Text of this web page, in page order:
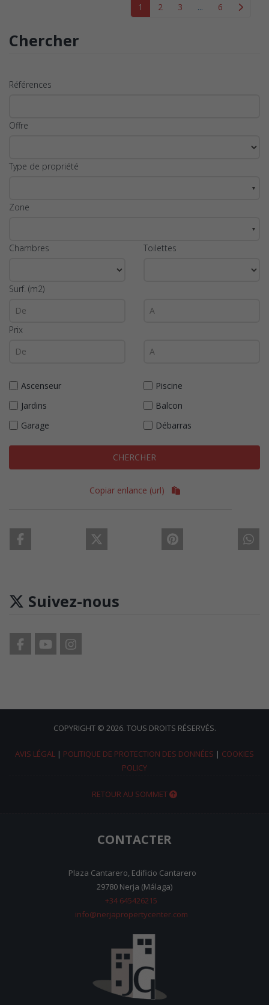
1 2 3 ... 6
Chercher
Références
Offre
Type de propriété
▼
Zone
▼
Chambres Toilettes
Surf. (m2)
Prix
Ascenseur
Piscine
Jardins
Balcon
Garage
Débarras
CHERCHER
Copiar enlance (url)
Suivez-nous
COPYRIGHT © 2026. TOUS DROITS RÉSERVÉS.
AVIS LÉGAL | POLITIQUE DE PROTECTION DES DONNÉES | COOKIES
POLICY
RETOUR AU SOMMET
CONTACTER
Plaza Cantarero, Edificio Cantarero
29780 Nerja (Málaga)
+34 645426215
info@nerjapropertycenter.com